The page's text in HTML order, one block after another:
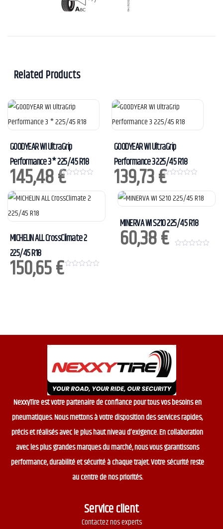
Related Products
GOODYEAR WI UltraGrip
Performance 3 * 225/45 R18
145,48€
0
u
t
GOODYEAR WI UltraGrip
Performance 3 225/45 R18
139,73€
0
u
t
o
MICHELIN ALL CrossClimate 2
225/45 R18
150,65€
MINERVA WI S210 225/45 R18
60,38€
NexxyTire est votre partenaire de confiance pour tous vos besoins en
pneumatiques. Nous mettons à votre disposition des services rapides,
précis et réalisés avec le plus haut niveau d’exigence. En collaboration
avec les plus grandes marques du marché, nous vous garantissons
performance, durabilité et sécurité à chaque trajet. Votre sécurité reste
au centre de nos priorités.
Service client
Contactez nos experts